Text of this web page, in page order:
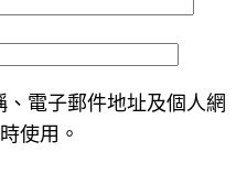
、電子郵件地址及個人網
使用。